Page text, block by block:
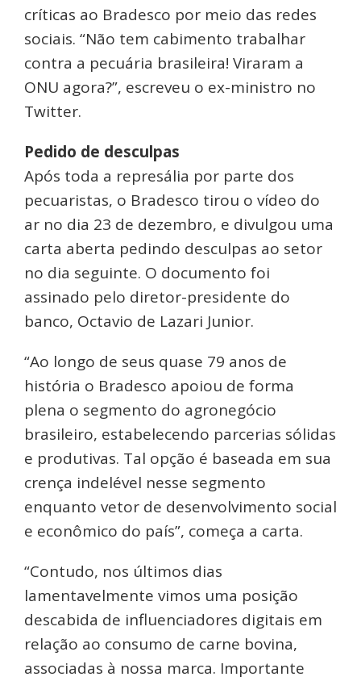
críticas ao Bradesco por meio das redes
sociais. “Não tem cabimento trabalhar
contra a pecuária brasileira! Viraram a
ONU agora?”, escreveu o ex-ministro no
Twitter.
Pedido de desculpas
Após toda a represália por parte dos
pecuaristas, o Bradesco tirou o vídeo do
ar no dia 23 de dezembro, e divulgou uma
carta aberta pedindo desculpas ao setor
no dia seguinte. O documento foi
assinado pelo diretor-presidente do
banco, Octavio de Lazari Junior.
“Ao longo de seus quase 79 anos de
história o Bradesco apoiou de forma
plena o segmento do agronegócio
brasileiro, estabelecendo parcerias sólidas
e produtivas. Tal opção é baseada em sua
crença indelével nesse segmento
enquanto vetor de desenvolvimento social
e econômico do país”, começa a carta.
“Contudo, nos últimos dias
lamentavelmente vimos uma posição
descabida de influenciadores digitais em
relação ao consumo de carne bovina,
associadas à nossa marca. Importante